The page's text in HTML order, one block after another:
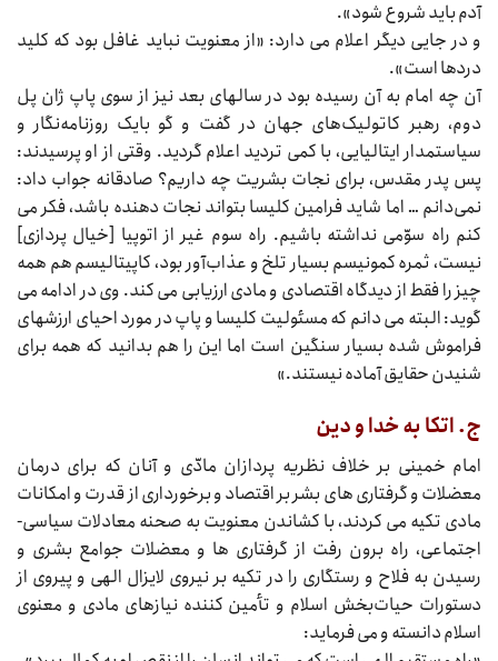
آدم باید شروع شود».
و در جایی دیگر اعلام می‌‌‌ دارد: «از معنویت نباید غافل بود که کلید
دردها است».
آن چه امام به آن رسیده بود در سالهای بعد نیز از سوی پاپ ژان پل
دوم، رهبر کاتولیک‌های جهان در گفت و گو بایک روزنامه‌نگار و
سیاستمدار ایتالیایی، با کمی تردید اعلام گردید. وقتی از او پرسیدند:
پس پدر مقدس، برای نجات بشریت چه داریم؟ صادقانه جواب داد:
نمی‌دانم … اما شاید فرامین کلیسا بتواند نجات دهنده باشد، فکر می‌‌‌
کنم راه سوّمی نداشته باشیم. راه سوم غیر از اتوپیا [خیال پردازی]
نیست، ثمره کمونیسم بسیار تلخ و عذاب‌آور بود، کاپیتالیسم هم همه
چیز را فقط از دیدگاه اقتصادی و مادی ارزیابی می‌‌‌ کند. وی در ادامه می‌‌‌
گوید: البته می‌‌‌ دانم که مسئولیت کلیسا و پاپ در مورد احیای ارزشهای
فراموش شده بسیار سنگین است اما این را هم بدانید که همه برای
شنیدن حقایق آماده نیستند.»
ج. اتکا به خدا و دین
امام خمینی بر خلاف نظریه پردازان مادّی و آنان که برای درمان
معضلات و گرفتاری‌‌‌ های بشر بر اقتصاد و برخورداری از قدرت و امکانات
مادی تکیه می‌‌‌ کردند، با کشاندن معنویت به صحنه معادلات سیاسی-
اجتماعی، راه برون رفت از گرفتاری‌‌‌ ها و معضلات جوامع بشری و
رسیدن به فلاح و رستگاری را در تکیه بر نیروی لایزال الهی و پیروی از
دستورات حیات‌بخش اسلام و تأمین کننده نیازهای مادی و معنوی
اسلام دانسته و می‌‌‌ فرماید: